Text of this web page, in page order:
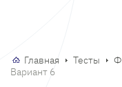
Главная Тесты
Вариант 6